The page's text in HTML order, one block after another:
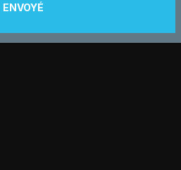
ENVOYÉ